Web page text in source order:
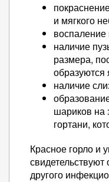
и мягкого
наличие
размера,
образуются
наличие
шариков на
гортани,
Красное горло и
другого